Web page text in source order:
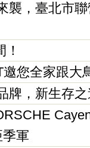
襲，臺北市
您全家跟大
牌，新生存
軍